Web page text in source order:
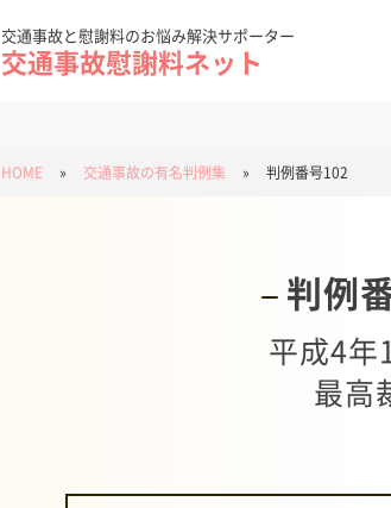
交通事故と慰謝料のお悩み解決サポーター
交通事故慰謝料ネット
HOME » 交通事故の有名判例集 » 判例番号102
判例
平成4年
最高